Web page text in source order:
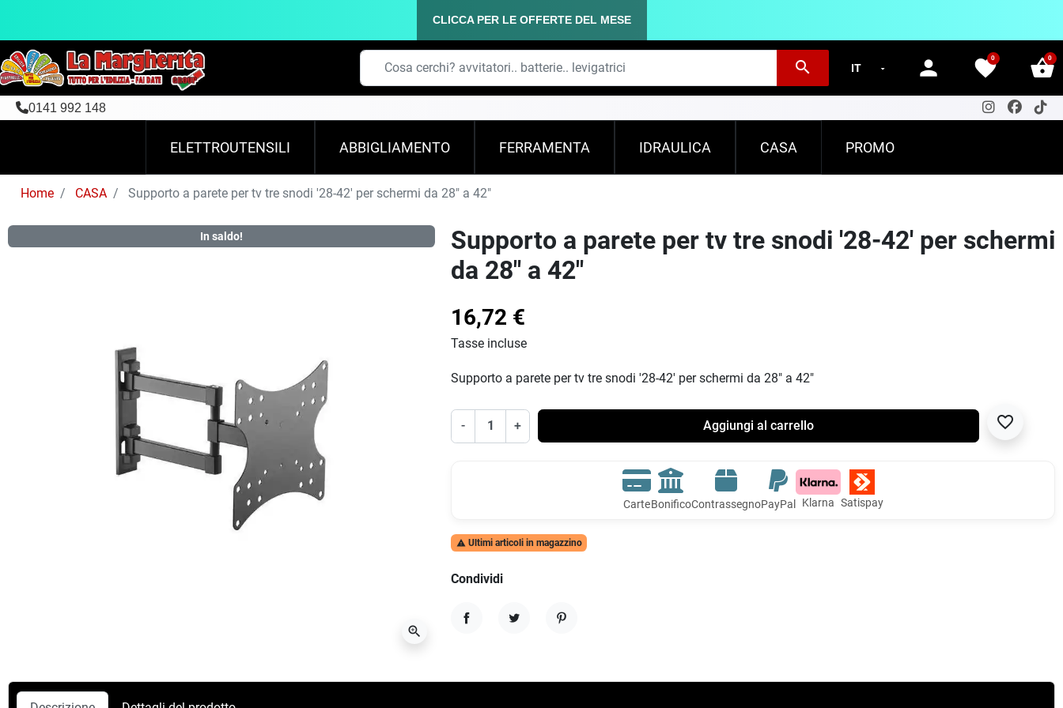
CLICCA PER LE OFFERTE DEL MESE
search person favorite
0 shopping_basket
0
0141 992 148
ELETTROUTENSILI ABBIGLIAMENTO FERRAMENTA IDRAULICA CASA PROMO
Home CASA Supporto a parete per tv tre snodi '28-42' per schermi da 28" a 42"
In saldo!
zoom_in
Supporto a parete per tv tre snodi '28-42' per schermi
da 28" a 42"
16,72 €
Tasse incluse
Supporto a parete per tv tre snodi '28-42' per schermi da 28" a 42"
- + Aggiungi al carrello favorite_border
CarteBonificoContrassegnoPayPal Klarna Satispay
 Ultimi articoli in magazzino
Condividi